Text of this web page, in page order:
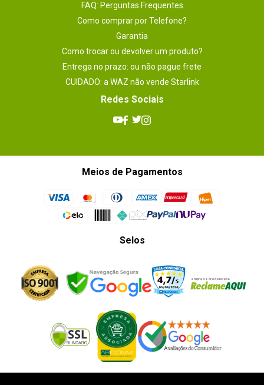
FAQ: Perguntas Frequentes
Como comprar por Telefone?
Garantia
Como trocar ou devolver um produto?
Entrega no prazo: ou não pague frete
CUIDADO: a WAZ não vende Starlink
Redes Sociais
Meios de Pagamentos
Selos